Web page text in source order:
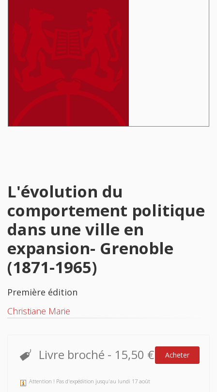
L'évolution du
comportement politique
dans une ville en
expansion- Grenoble
(1871-1965)
Première édition
Christiane Marie
Livre broché - 15,50 € Acheter
Attention ! Pas d'expédition jusqu'au lundi 17 août